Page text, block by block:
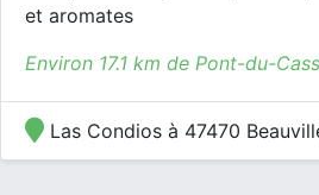
et aromates
Environ 17.1 km de Pont-du-
Las Condios à 47470